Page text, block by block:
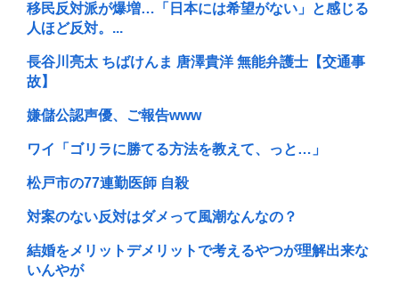
移民反対派が爆増…「日本には希望がない」と感じる
人ほど反対。...
長谷川亮太 ちばけんま 唐澤貴洋 無能弁護士【交通事
故】
嫌儲公認声優、ご報告www
ワイ「ゴリラに勝てる方法を教えて、っと…」
松戸市の77連勤医師 自殺
対案のない反対はダメって風潮なんなの？
結婚をメリットデメリットで考えるやつが理解出来な
いんやが